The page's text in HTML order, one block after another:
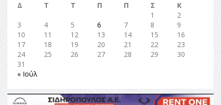
Δ
Τ Τ Π Π Σ
Κ
1
2
3
4 5 6 7 8
9
10
11 12 13 14 15
16
17
18 19 20 21 22
23
24
25 26 27 28 29
30
31
« Ιούλ